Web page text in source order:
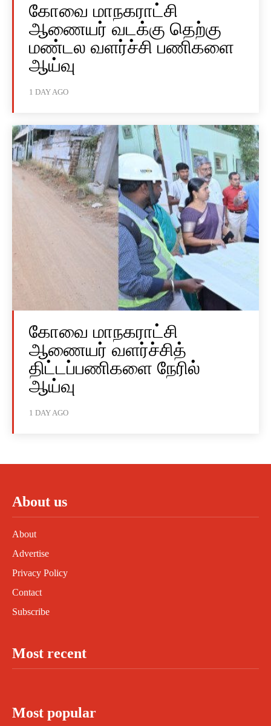
கோவை மாநகராட்சி
ஆணையர் வடக்கு தெற்கு
மண்டல வளர்ச்சி பணிகளை
ஆய்வு
1 DAY AGO
கோவை மாநகராட்சி
ஆணையர் வளர்ச்சித்
திட்டப்பணிகளை நேரில்
ஆய்வு
1 DAY AGO
About us
About
Advertise
Privacy Policy
Contact
Subscribe
Most recent
Most popular